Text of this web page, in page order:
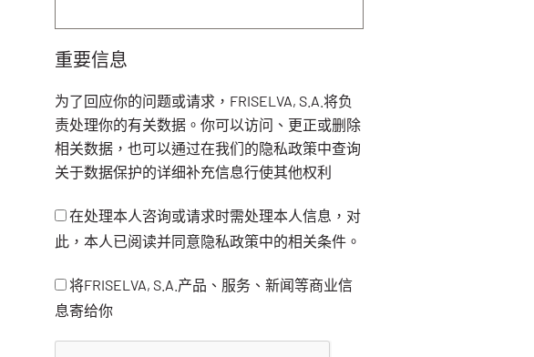
重要信息
为了回应你的问题或请求，FRISELVA, S.A.将负
责处理你的有关数据。你可以访问、更正或删除
相关数据，也可以通过在我们的隐私政策中查询
关于数据保护的详细补充信息行使其他权利
在处理本人咨询或请求时需处理本人信息，对
此，本人已阅读并同意隐私政策中的相关条件。
将FRISELVA, S.A.产品、服务、新闻等商业信
息寄给你